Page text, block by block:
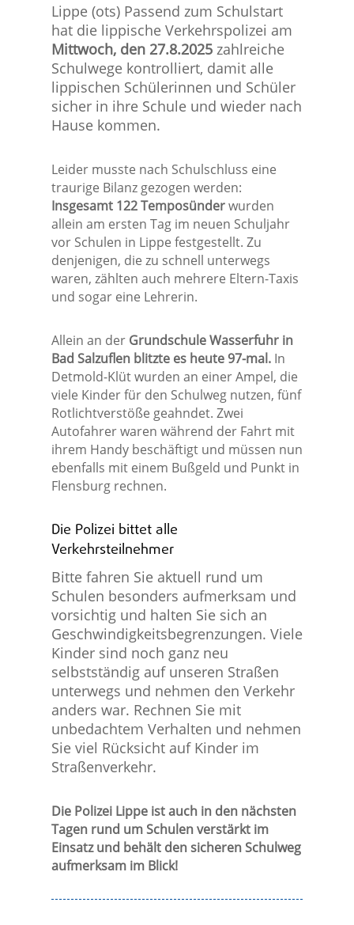
Lippe (ots) Passend zum Schulstart
hat die lippische Verkehrspolizei am
Mittwoch, den 27.8.2025 zahlreiche
Schulwege kontrolliert, damit alle
lippischen Schülerinnen und Schüler
sicher in ihre Schule und wieder nach
Hause kommen.
Leider musste nach Schulschluss eine
traurige Bilanz gezogen werden:
Insgesamt 122 Temposünderwurden
allein am ersten Tag im neuen Schuljahr
vor Schulen in Lippe festgestellt. Zu
denjenigen, die zu schnell unterwegs
waren, zählten auch mehrere Eltern-Taxis
und sogar eine Lehrerin.
Allein an der Grundschule Wasserfuhr in
Bad Salzuflen blitzte es heute 97-mal.In
Detmold-Klüt wurden an einer Ampel, die
viele Kinder für den Schulweg nutzen, fünf
Rotlichtverstöße geahndet. Zwei
Autofahrer waren während der Fahrt mit
ihrem Handy beschäftigt und müssen nun
ebenfalls mit einem Bußgeld und Punkt in
Flensburg rechnen.
Die Polizei bittet alle
Verkehrsteilnehmer
Bitte fahren Sie aktuell rund um
Schulen besonders aufmerksam und
vorsichtig und halten Sie sich an
Geschwindigkeitsbegrenzungen. Viele
Kinder sind noch ganz neu
selbstständig auf unseren Straßen
unterwegs und nehmen den Verkehr
anders war. Rechnen Sie mit
unbedachtem Verhalten und nehmen
Sie viel Rücksicht auf Kinder im
Straßenverkehr.
Die Polizei Lippe ist auch in den nächsten
Tagen rund um Schulen verstärkt im
Einsatz und behält den sicheren Schulweg
aufmerksam im Blick!